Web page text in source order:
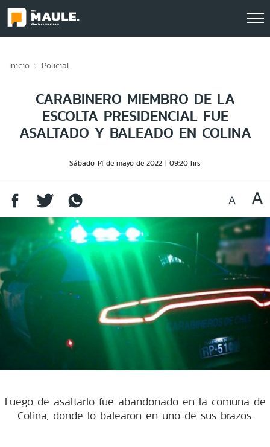
Inicio Policial
CARABINERO MIEMBRO DE LA
ESCOLTA PRESIDENCIAL FUE
ASALTADO Y BALEADO EN COLINA
Sábado 14 de mayo de 2022 09:20 hrs
Luego de asaltarlo fue abandonado en la comuna de
Colina, donde lo balearon en uno de sus brazos.